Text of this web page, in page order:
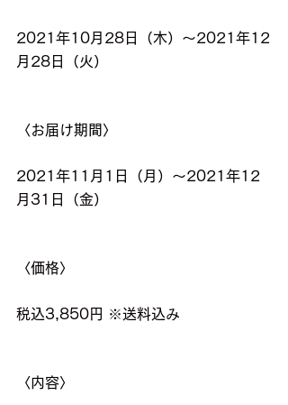
2021年10月28日（木）〜2021年12
月28日（火）
〈お届け期間〉
2021年11月1日（月）〜2021年12
月31日（金）
〈価格〉
税込3,850円 ※送料込み
〈内容〉